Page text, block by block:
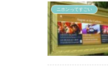
ニホンってすごい